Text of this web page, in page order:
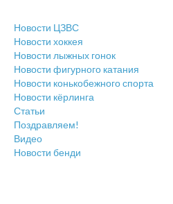
Новости ЦЗВС
Новости хоккея
Новости лыжных гонок
Новости фигурного катания
Новости конькобежного спорта
Новости кёрлинга
Статьи
Поздравляем!
Видео
Новости бенди